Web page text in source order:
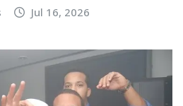
Jul 16, 2026